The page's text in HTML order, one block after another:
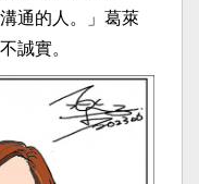
通的人。」葛萊
誠實。